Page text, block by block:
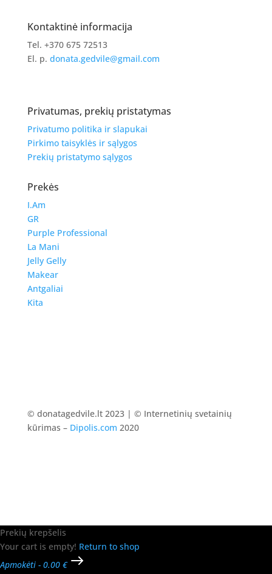
Kontaktinė informacija
Tel. +370 675 72513
El. p. donata.gedvile@gmail.com
Privatumas, prekių pristatymas
Privatumo politika ir slapukai
Pirkimo taisyklės ir sąlygos
Prekių pristatymo sąlygos
Prekės
I.Am
GR
Purple Professional
La Mani
Jelly Gelly
Makear
Antgaliai
Kita
© donatagedvile.lt 2023 | © Internetinių svetainių
kūrimas – Dipolis.com 2020
Prekių krepšelis
Your cart is empty! Return to shop
Apmokėti - 0.00 €